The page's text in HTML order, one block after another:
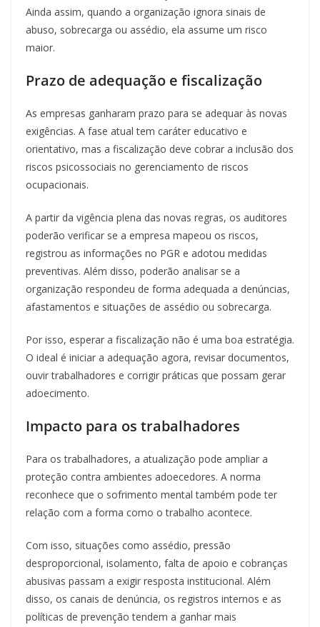
Ainda assim, quando a organização ignora sinais de
abuso, sobrecarga ou assédio, ela assume um risco
maior.
Prazo de adequação e fiscalização
As empresas ganharam prazo para se adequar às novas
exigências. A fase atual tem caráter educativo e
orientativo, mas a fiscalização deve cobrar a inclusão dos
riscos psicossociais no gerenciamento de riscos
ocupacionais.
A partir da vigência plena das novas regras, os auditores
poderão verificar se a empresa mapeou os riscos,
registrou as informações no PGR e adotou medidas
preventivas. Além disso, poderão analisar se a
organização respondeu de forma adequada a denúncias,
afastamentos e situações de assédio ou sobrecarga.
Por isso, esperar a fiscalização não é uma boa estratégia.
O ideal é iniciar a adequação agora, revisar documentos,
ouvir trabalhadores e corrigir práticas que possam gerar
adoecimento.
Impacto para os trabalhadores
Para os trabalhadores, a atualização pode ampliar a
proteção contra ambientes adoecedores. A norma
reconhece que o sofrimento mental também pode ter
relação com a forma como o trabalho acontece.
Com isso, situações como assédio, pressão
desproporcional, isolamento, falta de apoio e cobranças
abusivas passam a exigir resposta institucional. Além
disso, os canais de denúncia, os registros internos e as
políticas de prevenção tendem a ganhar mais